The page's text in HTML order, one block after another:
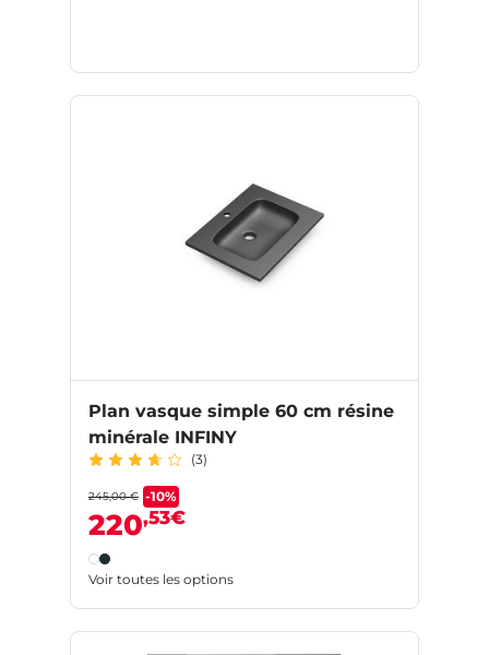
Plan vasque simple 60 cm résine
minérale INFINY
(3)
245,00 € -10%
220,53€
Voir toutes les options